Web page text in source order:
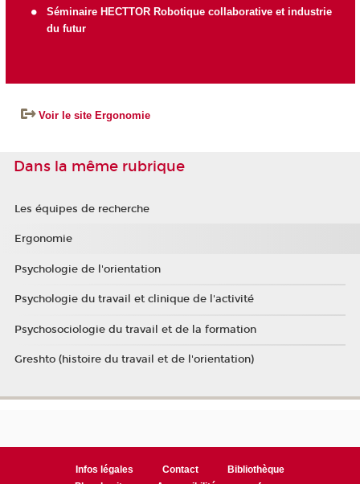
Séminaire HECTTOR Robotique collaborative et industrie
du futur
Voir le site Ergonomie
Dans la même rubrique
Les équipes de recherche
Ergonomie
Psychologie de l'orientation
Psychologie du travail et clinique de l'activité
Psychosociologie du travail et de la formation
Greshto (histoire du travail et de l'orientation)
Infos légales Contact
Bibliothèque